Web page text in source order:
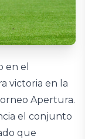
en el
victoria en la
Apertura.
el conjunto
que